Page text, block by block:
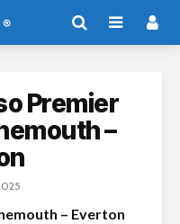
Premier
–
– Everton